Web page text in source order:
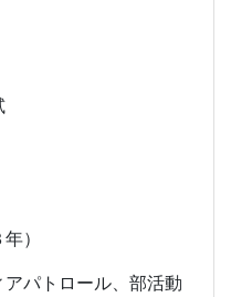
）
パトロール、部活動